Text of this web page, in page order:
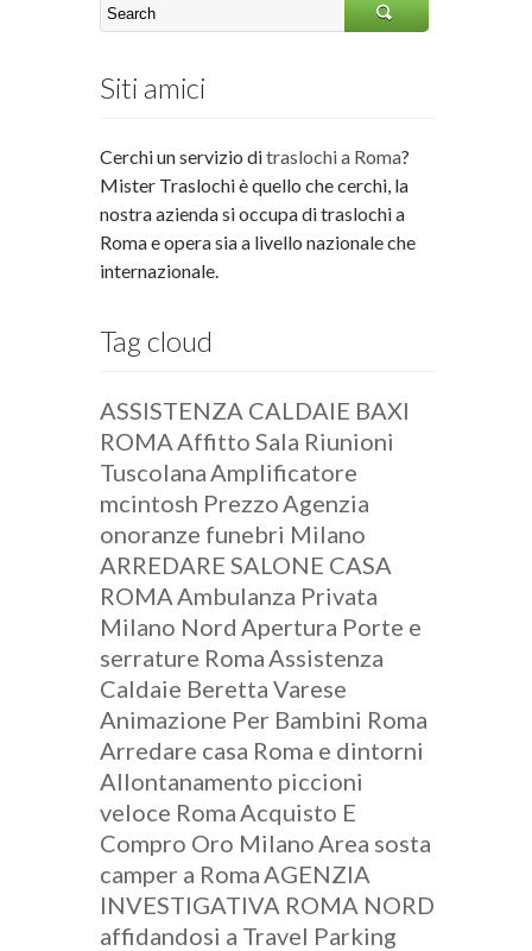
Siti amici
Cerchi un servizio ditraslochi a Roma?
Mister Traslochi è quello che cerchi, la
nostra azienda si occupa di traslochi a
Roma e opera sia a livello nazionale che
internazionale.
Tag cloud
ASSISTENZA CALDAIE BAXI
ROMAAffitto Sala Riunioni
TuscolanaAmplificatore
mcintosh PrezzoAgenzia
onoranze funebri Milano
ARREDARE SALONE CASA
ROMAAmbulanza Privata
Milano Nord Apertura Porte e
serrature RomaAssistenza
Caldaie Beretta Varese
Animazione Per Bambini Roma
Arredare casa Roma e dintorni
Allontanamento piccioni
veloce RomaAcquisto E
Compro Oro MilanoArea sosta
camper a RomaAGENZIA
INVESTIGATIVA ROMA NORD
affidandosi a Travel Parking